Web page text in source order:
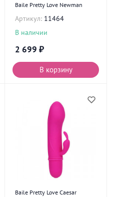
Baile Pretty Love Newman
Артикул: 11464
В наличии
2 699 ₽
В корзину
Baile Pretty Love Caesar